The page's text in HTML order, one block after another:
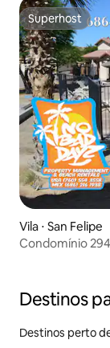
Superhost
Superhost
Vila ⋅ San Felipe
Condomínio
Destinos
Destinos perto